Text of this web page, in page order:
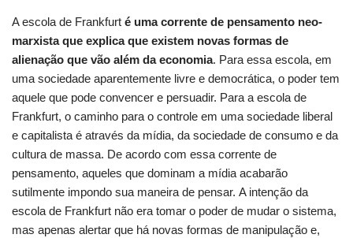
A escola de Frankfurt é uma corrente de pensamento neo-
marxista que explica que existem novas formas de
alienação que vão além da economia. Para essa escola, em
uma sociedade aparentemente livre e democrática, o poder tem
aquele que pode convencer e persuadir. Para a escola de
Frankfurt, o caminho para o controle em uma sociedade liberal
e capitalista é através da mídia, da sociedade de consumo e da
cultura de massa. De acordo com essa corrente de
pensamento, aqueles que dominam a mídia acabarão
sutilmente impondo sua maneira de pensar. A intenção da
escola de Frankfurt não era tomar o poder de mudar o sistema,
mas apenas alertar que há novas formas de manipulação e,